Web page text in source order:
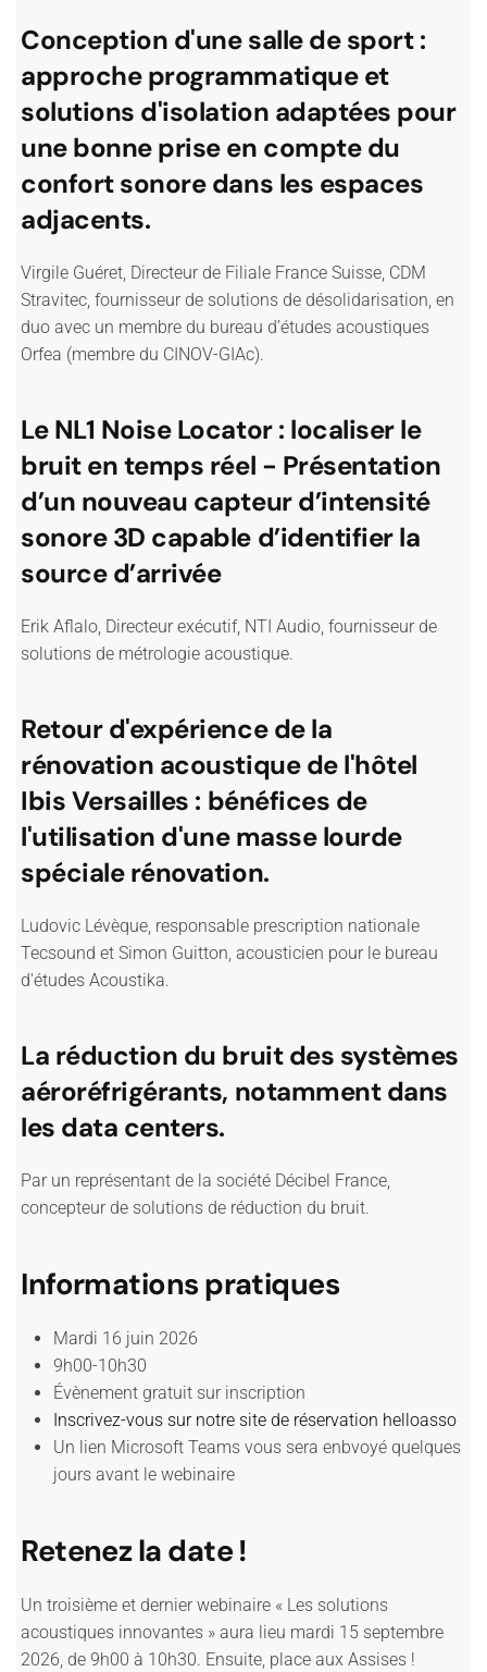
Conception d'une salle de sport :
approche programmatique et
solutions d'isolation adaptées pour
une bonne prise en compte du
confort sonore dans les espaces
adjacents.
Virgile Guéret, Directeur de Filiale France Suisse, CDM
Stravitec, fournisseur de solutions de désolidarisation, en
duo avec un membre du bureau d’études acoustiques
Orfea (membre du CINOV-GIAc).
Le NL1 Noise Locator : localiser le
bruit en temps réel - Présentation
d’un nouveau capteur d’intensité
sonore 3D capable d’identifier la
source d’arrivée
Erik Aflalo, Directeur exécutif, NTI Audio, fournisseur de
solutions de métrologie acoustique.
Retour d'expérience de la
rénovation acoustique de l'hôtel
Ibis Versailles : bénéfices de
l'utilisation d'une masse lourde
spéciale rénovation.
Ludovic Lévèque, responsable prescription nationale
Tecsound et Simon Guitton, acousticien pour le bureau
d'études Acoustika.
La réduction du bruit des systèmes
aéroréfrigérants, notamment dans
les data centers.
Par un représentant de la société Décibel France,
concepteur de solutions de réduction du bruit.
Informations pratiques
Mardi 16 juin 2026
9h00-10h30
Évènement gratuit sur inscription
Inscrivez-vous sur notre site de réservation helloasso
Un lien Microsoft Teams vous sera enbvoyé quelques
jours avant le webinaire
Retenez la date !
Un troisième et dernier webinaire « Les solutions
acoustiques innovantes » aura lieu mardi 15 septembre
2026, de 9h00 à 10h30. Ensuite, place aux Assises !